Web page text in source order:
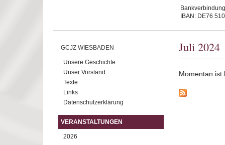
IBAN: DE76
GCJZ WIESBADEN
Unsere Geschichte
Unser Vorstand
Texte
Links
Datenschutzerklärung
VERANSTALTUNGEN
2026
Juli 2024
Momentan ist